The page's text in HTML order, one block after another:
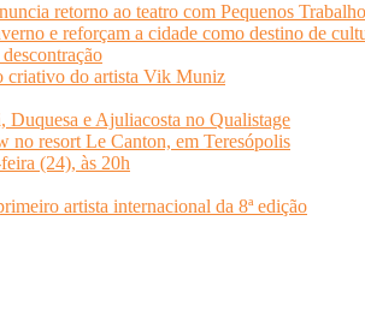
retorno ao teatro com Pequenos
e reforçam a cidade como destino de
criativo do artista Vik Muniz
Duquesa e Ajuliacosta no Qualistage
no resort Le Canton, em Teresópolis
(24), às 20h
artista internacional da 8ª edição